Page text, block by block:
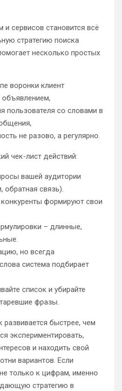
сервисов становится всё
стратегию поиска
несколько простых
воронки клиент
объявлением,
пользователя со словами в
не разово, а регулярно.
чек-лист действий:
вашей аудитории
связь).
конкуренты формируют свои
– длинные,
но всегда
система подбирает
список и убирайте
фразы.
быстрее, чем
экспериментировать,
и находить свой
вариантов. Если
только к цифрам, именно
стратегию в